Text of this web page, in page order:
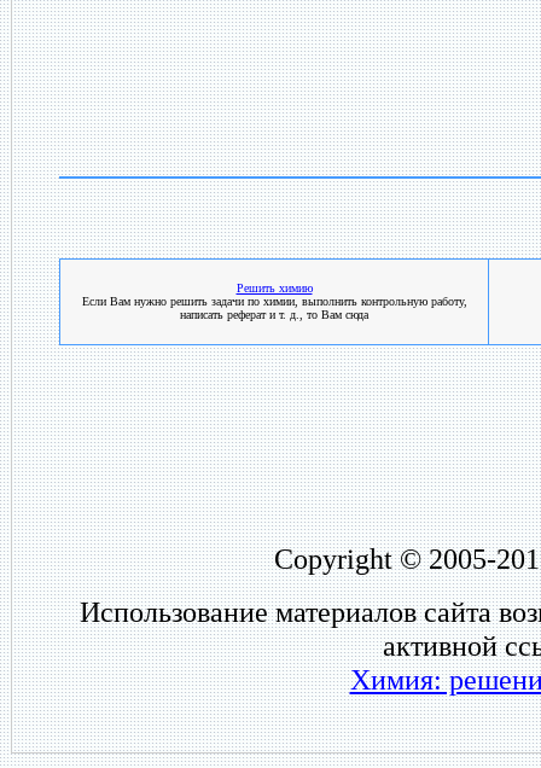
Решить химию
Если Вам нужно решить задачи по химии, выполнить контрольную работу,
написать реферат и т. д., то Вам сюда
Copyright © 2005-
Использование материалов сайта
активной
Химия: